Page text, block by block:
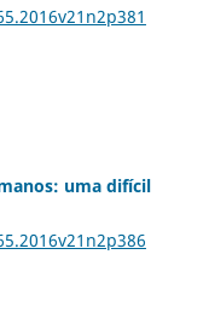
uma difícil